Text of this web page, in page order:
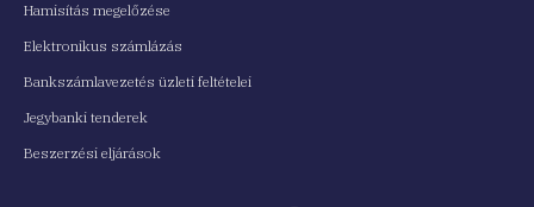
Hamisítás megelőzése
Elektronikus számlázás
Bankszámlavezetés üzleti feltételei
Jegybanki tenderek
Beszerzési eljárások